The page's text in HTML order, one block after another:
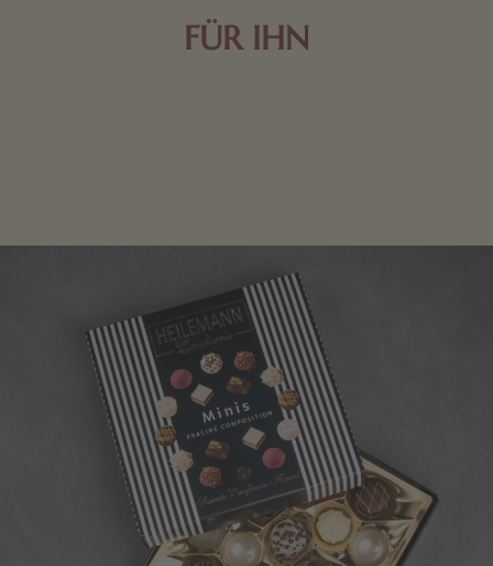
FÜR IHN